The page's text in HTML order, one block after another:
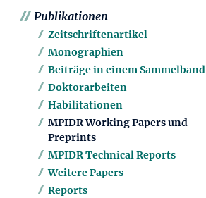
Publikationen
Zeitschriftenartikel
Monographien
Beiträge in einem Sammelband
Doktorarbeiten
Habilitationen
MPIDR Working Papers und
Preprints
MPIDR Technical Reports
Weitere Papers
Reports